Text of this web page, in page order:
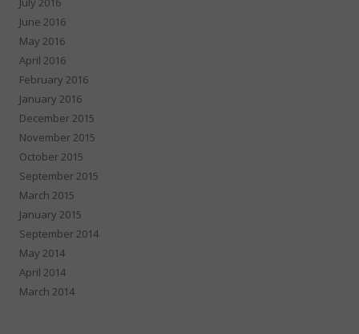
June 2016
May 2016
April 2016
February 2016
January 2016
December 2015
November 2015
October 2015
September 2015
March 2015
January 2015
September 2014
May 2014
April 2014
March 2014